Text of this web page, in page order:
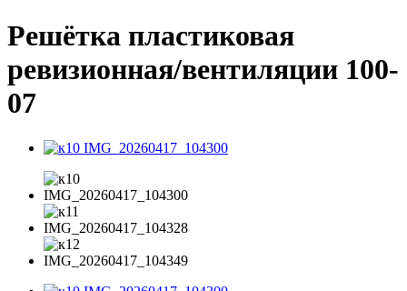
Решётка пластиковая
ревизионная/вентиляции 100-
07